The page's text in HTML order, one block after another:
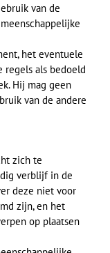
van de
het eventuele
als bedoeld
Hij mag geen
van de andere
zich te
verblijf in de
deze niet voor
zijn, en het
op plaatsen